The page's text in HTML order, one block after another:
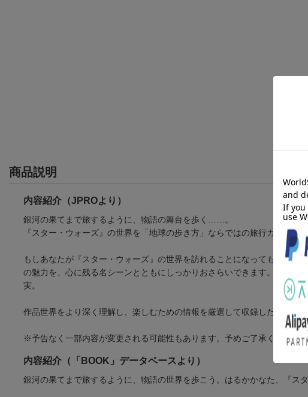
商品説明
内容紹介（JPROより）
銀河の果てまで旅するように、物語の舞台を歩く……。
『スター・ウォーズ』の世界を「地球の歩き方」ならではの旅行ガイドス
もしあなたが『スター・ウォーズ』の世界を訪れることになっても、本
の魅力を、心に残る名シーンとともにしっかりおさらいできます。さら
実。
作品世界をより深く理解し、楽しむための情報を厳選して収録した、ファ
※予告なく一部内容が変更される可能性もあります。予めご了承ください。
内容紹介（「BOOK」データベースより）
銀河の果てまで旅するように、物語の世界を歩こう。はるかかなた、『ス